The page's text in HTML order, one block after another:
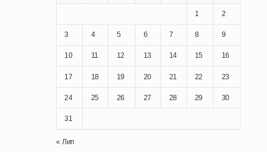
1 2
3 4 5 6 7 8 9
10 11 12 13 14 15 16
17 18 19 20 21 22 23
24 25 26 27 28 29 30
31
« Лип